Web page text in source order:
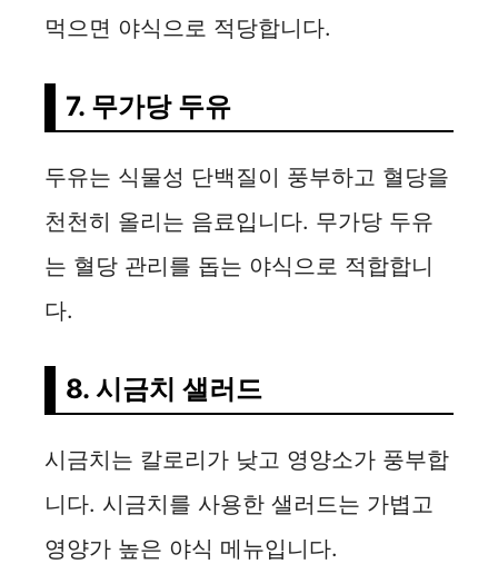
먹으면 야식으로 적당합니다.
7. 무가당 두유
두유는 식물성 단백질이 풍부하고 혈당을
천천히 올리는 음료입니다. 무가당 두유
는 혈당 관리를 돕는 야식으로 적합합니
다.
8. 시금치 샐러드
시금치는 칼로리가 낮고 영양소가 풍부합
니다. 시금치를 사용한 샐러드는 가볍고
영양가 높은 야식 메뉴입니다.